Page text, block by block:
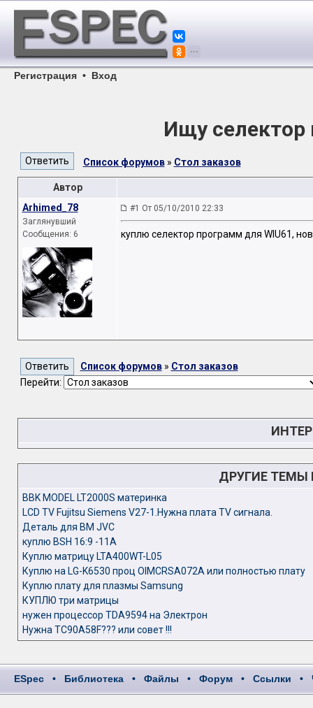
Регистрация • Вход
Ищу селектор
Список форумов» Стол заказов
Автор
Arhimed_78
Заглянувший
Сообщения: 6
#1 От 05/10/2010 22:33
куплю селектор программ для WIU61,
Список форумов» Стол заказов
Перейти:
ДРУГИЕ ТЕМЫ
BBK MODEL LT2000S материнка
LCD TV Fujitsu Siemens V27-1.Нужна плата TV сигнала.
Деталь для ВМ JVC
куплю BSH 16:9 -11A
Куплю матрицу LTA400WT-L05
Куплю на LG-K6530 проц OIMCRSA072A или полностью плату
Куплю плату для плазмы Samsung
КУПЛЮ три матрицы
нужен процессор TDA9594 на Электрон
Нужна TC90A58F??? или совет !!!
ESpec • Библиотека • Файлы • Форум • Ссылки •